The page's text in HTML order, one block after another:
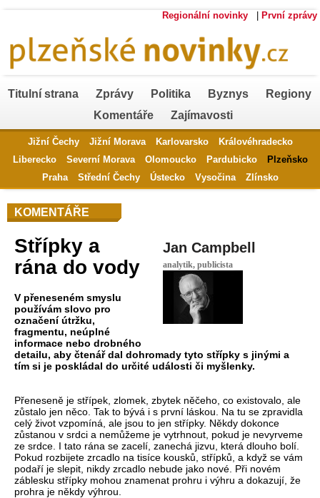
Regionální novinky První zprávy
Titulní strana Zprávy Politika Byznys
Regiony
Komentáře
Zajímavosti
Jižní Čechy Jižní Morava Karlovarsko
Královéhradecko
Liberecko
Severní Morava Olomoucko Pardubicko
Plzeňsko
Praha
Střední Čechy Ústecko Vysočina Zlínsko
KOMENTÁŘE
Jan Campbell
analytik, publicista
Střípky a
rána do vody
V přeneseném smyslu
používám slovo pro
označení útržku,
fragmentu, neúplné
informace nebo drobného
detailu, aby čtenář dal dohromady tyto střípky s jinými a
tím si je poskládal do určité události či myšlenky.
Přeneseně je střípek, zlomek, zbytek něčeho, co existovalo, ale
zůstalo jen něco. Tak to bývá i s první láskou. Na tu se zpravidla
celý život vzpomíná, ale jsou to jen střípky. Někdy dokonce
zůstanou v srdci a nemůžeme je vytrhnout, pokud je nevyrveme
ze srdce. I tato rána se zacelí, zanechá jizvu, která dlouho bolí.
Pokud rozbijete zrcadlo na tisíce kousků, střípků, a když se vám
podaří je slepit, nikdy zrcadlo nebude jako nové. Při novém
záblesku střípky mohou znamenat prohru i výhru a dokazují, že
prohra je někdy výhrou.